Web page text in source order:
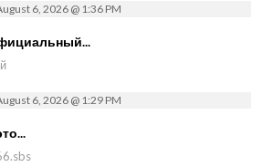
6, 2026 @ 1:36 PM
6, 2026 @ 1:29 PM